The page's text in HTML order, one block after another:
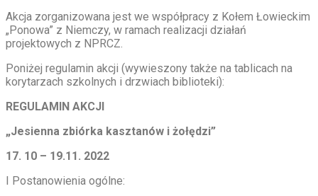
Akcja zorganizowana jest we współpracy z Kołem Łowieckim
„Ponowa” z Niemczy, w ramach realizacji działań
projektowych z NPRCZ.
Poniżej regulamin akcji (wywieszony także na tablicach na
korytarzach szkolnych i drzwiach biblioteki):
REGULAMIN AKCJI
„Jesienna zbiórka kasztanów i żołędzi”
17. 10 – 19.11. 2022
I Postanowienia ogólne: